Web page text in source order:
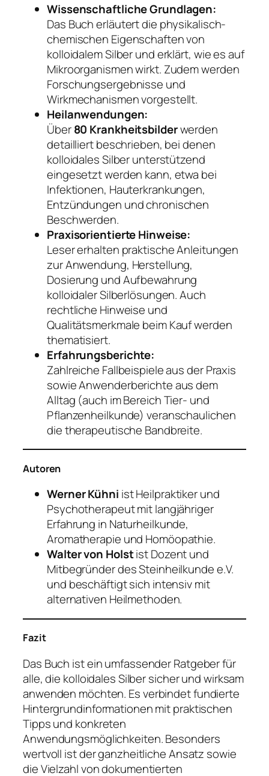
Wissenschaftliche Grundlagen:
Das Buch erläutert die physikalisch-
chemischen Eigenschaften von
kolloidalem Silber und erklärt, wie es auf
Mikroorganismen wirkt. Zudem werden
Forschungsergebnisse und
Wirkmechanismen vorgestellt.
Heilanwendungen:
Über80 Krankheitsbilderwerden
detailliert beschrieben, bei denen
kolloidales Silber unterstützend
eingesetzt werden kann, etwa bei
Infektionen, Hauterkrankungen,
Entzündungen und chronischen
Beschwerden.
Praxisorientierte Hinweise:
Leser erhalten praktische Anleitungen
zur Anwendung, Herstellung,
Dosierung und Aufbewahrung
kolloidaler Silberlösungen. Auch
rechtliche Hinweise und
Qualitätsmerkmale beim Kauf werden
thematisiert.
Erfahrungsberichte:
Zahlreiche Fallbeispiele aus der Praxis
sowie Anwenderberichte aus dem
Alltag (auch im Bereich Tier- und
Pflanzenheilkunde) veranschaulichen
die therapeutische Bandbreite.
Autoren
Werner Kühni ist Heilpraktiker und
Psychotherapeut mit langjähriger
Erfahrung in Naturheilkunde,
Aromatherapie und Homöopathie.
Walter von Holstist Dozent und
Mitbegründer des Steinheilkunde e.V.
und beschäftigt sich intensiv mit
alternativen Heilmethoden.
Fazit
Das Buch ist ein umfassender Ratgeber für
alle, die kolloidales Silber sicher und wirksam
anwenden möchten. Es verbindet fundierte
Hintergrundinformationen mit praktischen
Tipps und konkreten
Anwendungsmöglichkeiten. Besonders
wertvoll ist der ganzheitliche Ansatz sowie
die Vielzahl von dokumentierten